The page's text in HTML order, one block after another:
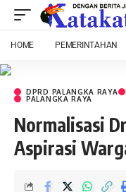
HOME PEMERINTAHAN
DPRD PALANGKA RAYA
PALANGKA RAYA
Normalisasi
Aspirasi